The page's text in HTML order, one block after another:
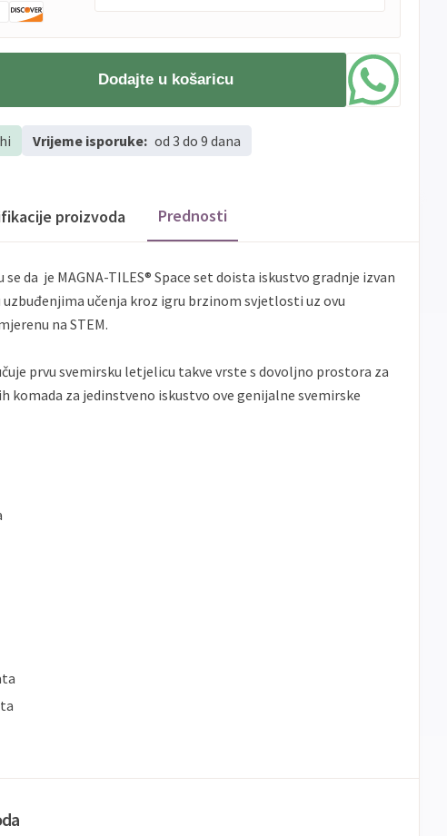
PBZ Visa do12rata
PBZ
Visa
rata
Erste
Maestro
Sve
banke
Master Jednokratno
ECC Discover Jednokratno
Dodajte u košaricu
Vrijeme isporuke: od 3 do 9 dana
proizvoda Prednosti
da je MAGNA-TILES® Space set doista iskustvo gradnje izvan
uzbuđenjima učenja kroz igru ​​brzinom svjetlosti uz ovu
na STEM.
prvu svemirsku letjelicu takve vrste s dovoljno prostora za
komada za jedinstveno iskustvo ove genijalne svemirske